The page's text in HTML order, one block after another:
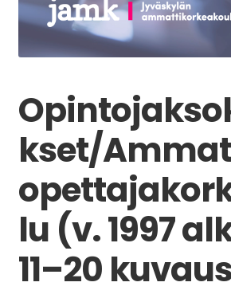
kset/
lu (v. 1997
11–20